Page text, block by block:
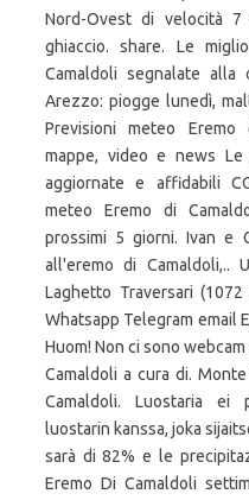
Nord-Ovest di velocità
ghiaccio. share. Le
Camaldoli segnalate alla
Arezzo: piogge lunedì,
Previsioni meteo
mappe, video e news Le
aggiornate e affidabili
meteo Eremo di
prossimi 5 giorni. Ivan e
all'eremo di Camaldoli,..
Laghetto Traversari
Whatsapp Telegram email
Huom! Non ci sono
Camaldoli a cura di.
Camaldoli. Luostaria ei
luostarin kanssa, joka
sarà di 82% e le
Eremo Di Camaldoli